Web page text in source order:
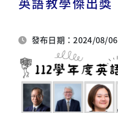
發布日期：2024/08/06